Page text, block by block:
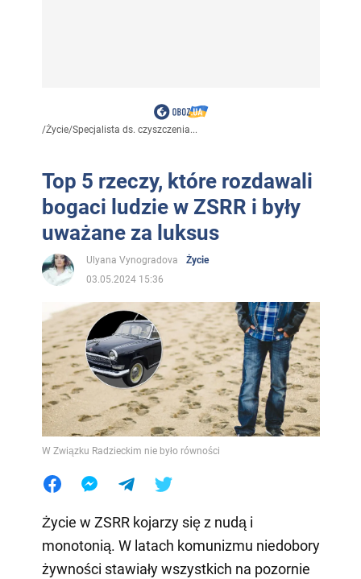
/Życie/Specjalista ds. czyszczenia...
Top 5 rzeczy, które rozdawali
bogaci ludzie w ZSRR i były
uważane za luksus
Ulyana Vynogradova
Życie
03.05.2024 15:36
W Związku Radzieckim nie było równości
Życie w ZSRR kojarzy się z nudą i
monotonią. W latach komunizmu niedobory
żywności stawiały wszystkich na pozornie